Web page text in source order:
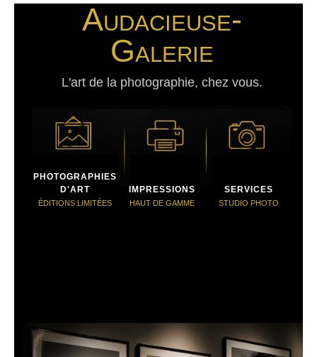
Audacieuse-
Galerie
L'art de la photographie, chez vous.
PHOTOGRAPHIES
D'ART
ÉDITIONS LIMITÉES
IMPRESSIONS
HAUT DE GAMME
SERVICES
STUDIO PHOTO